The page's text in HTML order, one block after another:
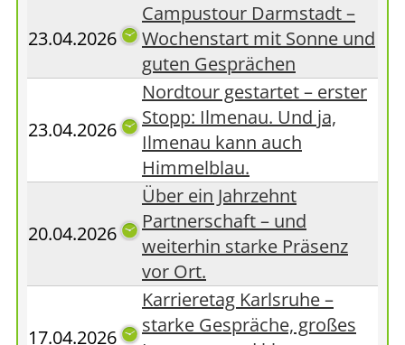
23.04.2026
Campustour Darmstadt –
Wochenstart mit Sonne und
guten Gesprächen
23.04.2026
Nordtour gestartet – erster
Stopp: Ilmenau. Und ja,
Ilmenau kann auch
Himmelblau.
20.04.2026
Über ein Jahrzehnt
Partnerschaft – und
weiterhin starke Präsenz
vor Ort.
17.04.2026
Karrieretag Karlsruhe –
starke Gespräche, großes